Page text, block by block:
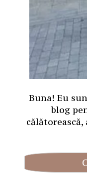
Buna! Eu
blog